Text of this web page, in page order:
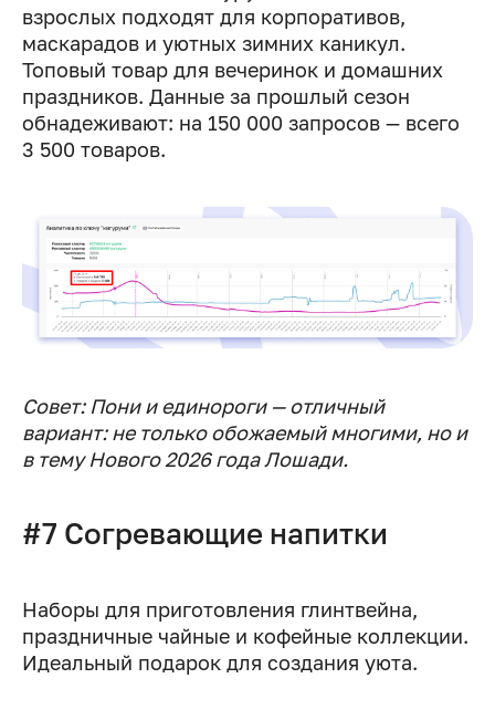
взрослых подходят для корпоративов,
маскарадов и уютных зимних каникул.
Топовый товар для вечеринок и домашних
праздников. Данные за прошлый сезон
обнадеживают: на 150 000 запросов — всего
3 500 товаров.
Совет: Пони и единороги — отличный
вариант: не только обожаемый многими, но и
в тему Нового 2026 года Лошади.
#7 Согревающие напитки
Наборы для приготовления глинтвейна,
праздничные чайные и кофейные коллекции.
Идеальный подарок для создания уюта.